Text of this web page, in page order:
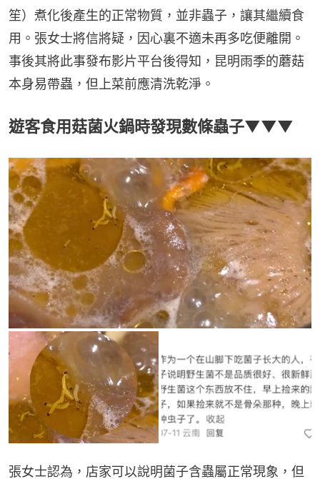
笙）煮化後產生的正常物質，並非蟲子，讓其繼續食
用。張女士將信將疑，因心裏不適未再多吃便離開。
事後其將此事發布影片平台後得知，昆明雨季的蘑菇
本身易帶蟲，但上菜前應清洗乾淨。
遊客食用菇菌火鍋時發現數條蟲子▼▼▼
張女士認為，店家可以說明菌子含蟲屬正常現象，但